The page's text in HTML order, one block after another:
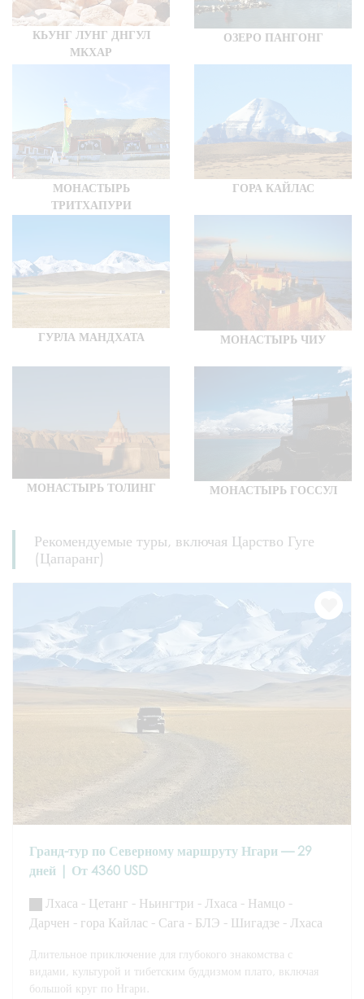
КЬУНГ ЛУНГ ДНГУЛ
МКХАР
ОЗЕРО ПАНГОНГ
МОНАСТЫРЬ
ТРИТХАПУРИ
ГОРА КАЙЛАС
ГУРЛА МАНДХАТА МОНАСТЫРЬ ЧИУ
МОНАСТЫРЬ ТОЛИНГ МОНАСТЫРЬ ГОССУЛ
Рекомендуемые туры, включая Царство Гуге
(Цапаранг)
Гранд-тур по Северному маршруту Нгари — 29
дней | От 4360 USD
Лхаса - Цетанг - Ньингтри - Лхаса - Намцо -
Дарчен - гора Кайлас - Сага - БЛЭ - Шигадзе - Лхаса
Длительное приключение для глубокого знакомства с
видами, культурой и тибетским буддизмом плато, включая
большой круг по Нгари.